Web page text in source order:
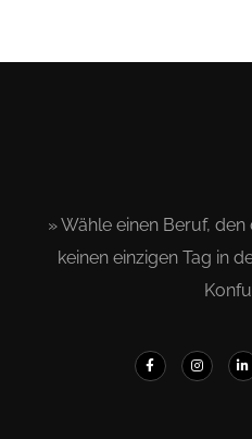
» Wähle einen Beruf,
keinen einzigen Tag in